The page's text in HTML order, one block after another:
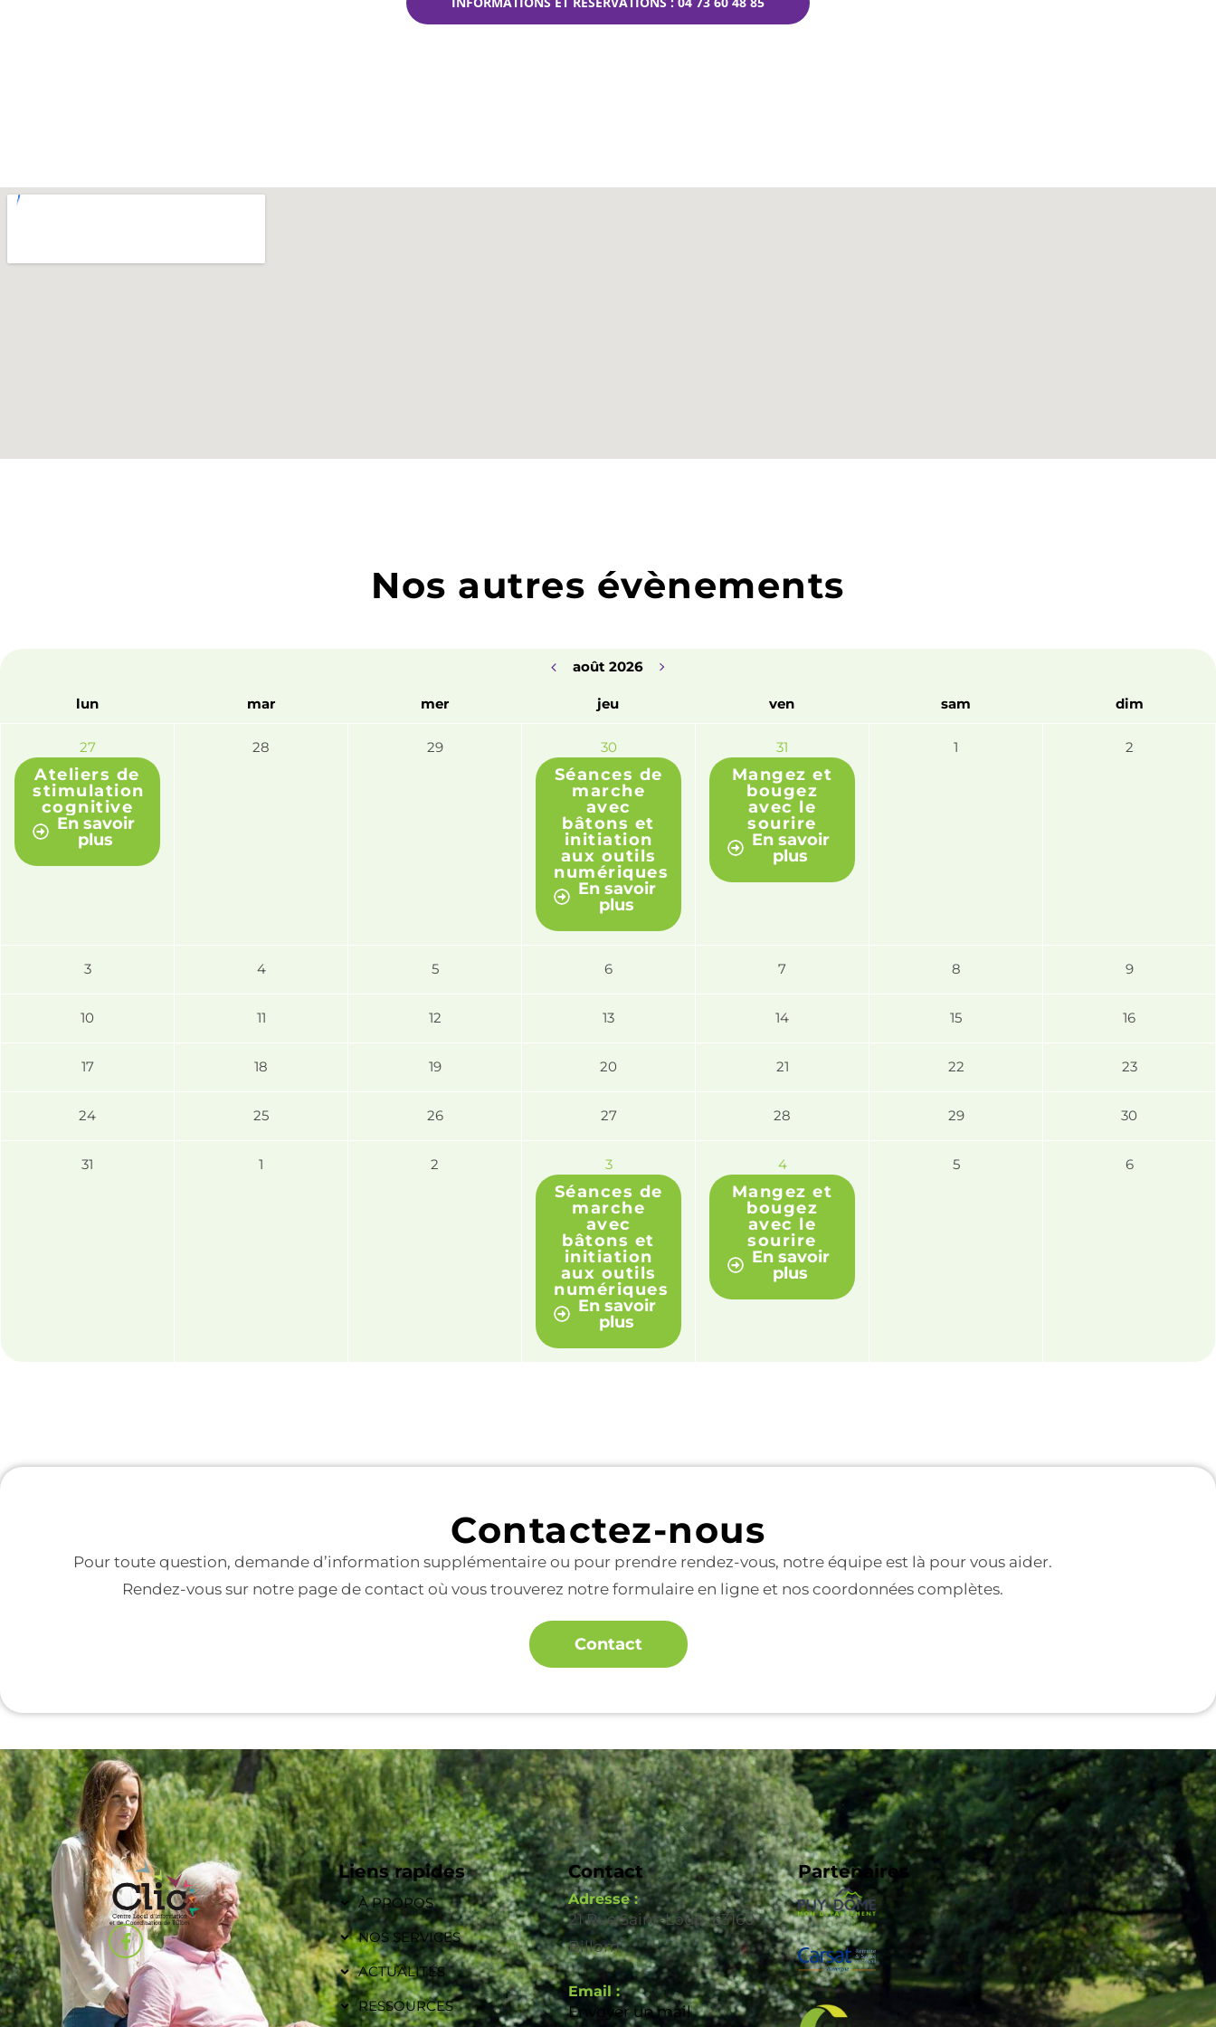
Nos autres évènements
août 2026
lun mar mer jeu ven sam dim
27
Ateliers de
stimulation
cognitive
En savoir
plus
28 29 30
Séances de
marche
avec
bâtons et
initiation
aux outils
numériques
En savoir
plus
31
Mangez et
bougez
avec le
sourire
En savoir
plus
1 2
3 4 5 6 7 8 9
10 11 12 13 14 15 16
17 18 19 20 21 22 23
24 25 26 27 28 29 30
31 1 2 3
Séances de
marche
avec
bâtons et
initiation
aux outils
numériques
En savoir
plus
4
Mangez et
bougez
avec le
sourire
En savoir
plus
5 6
Contactez-nous
Pour toute question, demande d’information supplémentaire ou pour prendre rendez-vous, notre équipe est là pour vous aider.
Rendez-vous sur notre page de contact où vous trouverez notre formulaire en ligne et nos coordonnées complètes.
Contact
Liens rapides
À PROPOS
NOS SERVICES
ACTUALITÉS
RESSOURCES
Contact
Adresse :
21 Rue Saint-Loup, 63160
Billom
Email :
Envoyer un mail
Partenaires